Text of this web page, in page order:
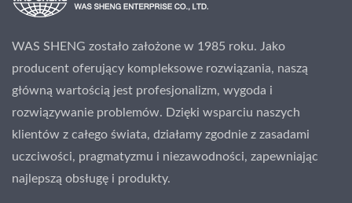
WAS SHENG zostało założone w 1985 roku. Jako
producent oferujący kompleksowe rozwiązania, naszą
główną wartością jest profesjonalizm, wygoda i
rozwiązywanie problemów. Dzięki wsparciu naszych
klientów z całego świata, działamy zgodnie z zasadami
uczciwości, pragmatyzmu i niezawodności, zapewniając
najlepszą obsługę i produkty.